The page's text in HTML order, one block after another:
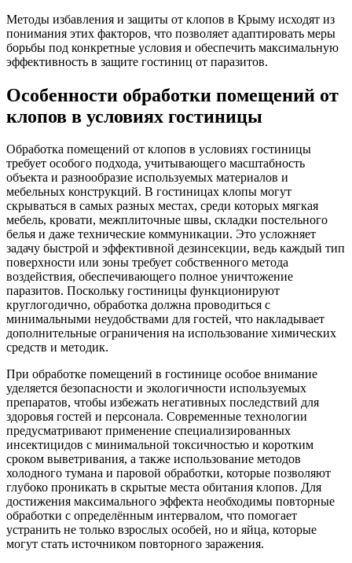
Методы избавления и защиты от клопов в Крыму исходят из
понимания этих факторов, что позволяет адаптировать меры
борьбы под конкретные условия и обеспечить максимальную
эффективность в защите гостиниц от паразитов.
Особенности обработки помещений от
клопов в условиях гостиницы
Обработка помещений от клопов в условиях гостиницы
требует особого подхода, учитывающего масштабность
объекта и разнообразие используемых материалов и
мебельных конструкций. В гостиницах клопы могут
скрываться в самых разных местах, среди которых мягкая
мебель, кровати, межплиточные швы, складки постельного
белья и даже технические коммуникации. Это усложняет
задачу быстрой и эффективной дезинсекции, ведь каждый тип
поверхности или зоны требует собственного метода
воздействия, обеспечивающего полное уничтожение
паразитов. Поскольку гостиницы функционируют
круглогодично, обработка должна проводиться с
минимальными неудобствами для гостей, что накладывает
дополнительные ограничения на использование химических
средств и методик.
При обработке помещений в гостинице особое внимание
уделяется безопасности и экологичности используемых
препаратов, чтобы избежать негативных последствий для
здоровья гостей и персонала. Современные технологии
предусматривают применение специализированных
инсектицидов с минимальной токсичностью и коротким
сроком выветривания, а также использование методов
холодного тумана и паровой обработки, которые позволяют
глубоко проникать в скрытые места обитания клопов. Для
достижения максимального эффекта необходимы повторные
обработки с определённым интервалом, что помогает
устранить не только взрослых особей, но и яйца, которые
могут стать источником повторного заражения.